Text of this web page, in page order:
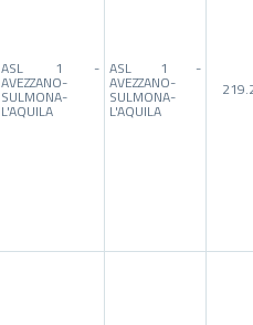
ASL 1 -
AVEZZANO-
SULMONA-
L'AQUILA
ASL 1 -
AVEZZANO-
SULMONA-
L'AQUILA